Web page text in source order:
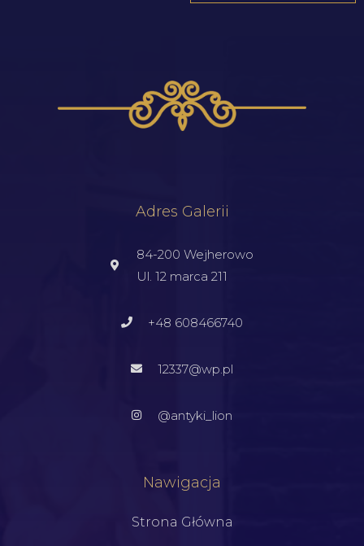
Adres Galerii
84-200 Wejherowo
Ul. 12 marca 211
+48 608466740
12337@wp.pl
@antyki_lion
Nawigacja
Strona Główna